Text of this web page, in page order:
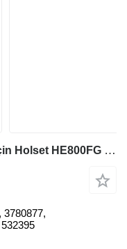
Cummins QSV 91 gaz jeneratör için Holset HE800FG 4309261 turbo kompresör
3780877,